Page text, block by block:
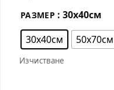
РАЗМЕР : 30х40см
30х40см
50х70см
Изчистване